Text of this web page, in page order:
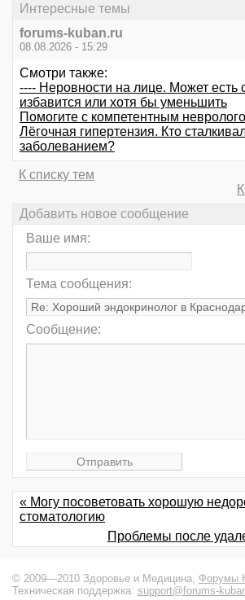
Интересные темы
forums-kuban.ru
08.08.2026 - 15:29
Смотри также:
---- Неровности на лице. Может есть
избавится или хотя бы уменьшить
Помогите с компетентным
Лёгочная гипертензия. Кто
заболеванием?
К списку тем
Добавить новое сообщение
Ваше имя:
Тема сообщения:
Сообщение:
« Могу посоветовать хорошую
стоматологию
Проблемы после
© 2009—2010 Здоровье и Медицина, Форумы
Техническая поддержка: support@forums-